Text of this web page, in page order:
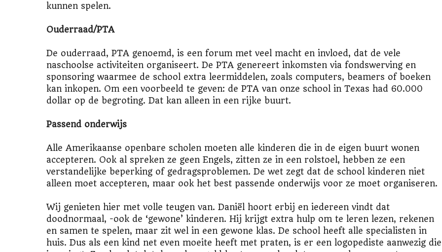
kunnen spelen.
Ouderraad/PTA
De ouderraad, PTA genoemd, is een forum met veel macht en invloed, dat de vele
naschoolse activiteiten organiseert. De PTA genereert inkomsten via fondswerving en
sponsoring waarmee de school extra leermiddelen, zoals computers, beamers of boeken
kan inkopen. Om een voorbeeld te geven: de PTA van onze school in Texas had 60.000
dollar op de begroting. Dat kan alleen in een rijke buurt.
Passend onderwijs
Alle Amerikaanse openbare scholen moeten alle kinderen die in de eigen buurt wonen
accepteren. Ook al spreken ze geen Engels, zitten ze in een rolstoel, hebben ze een
verstandelijke beperking of gedragsproblemen. De wet zegt dat de school kinderen niet
alleen moet accepteren, maar ook het best passende onderwijs voor ze moet organiseren.
Wij genieten hier met volle teugen van. Daniël hoort erbij en iedereen vindt dat
doodnormaal, -ook de ‘gewone’ kinderen. Hij krijgt extra hulp om te leren lezen, rekenen
en samen te spelen, maar zit wel in een gewone klas. De school heeft alle specialisten in
huis. Dus als een kind net even moeite heeft met praten, is er een logopediste aanwezig die